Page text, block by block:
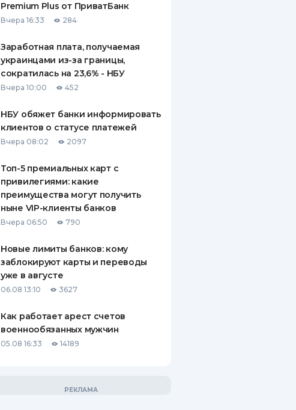
Premium Plus от ПриватБанк
Вчера 16:33 284
Заработная плата, получаемая
украинцами из-за границы,
сократилась на 23,6% - НБУ
Вчера 10:00 452
НБУ обяжет банки информировать
клиентов о статусе платежей
Вчера 08:02 2097
Топ-5 премиальных карт с
привилегиями: какие
преимущества могут получить
ныне VIP-клиенты банков
Вчера 06:50 790
Новые лимиты банков: кому
заблокируют карты и переводы
уже в августе
06.08 13:10 3627
Как работает арест счетов
военнообязанных мужчин
05.08 16:33 14189